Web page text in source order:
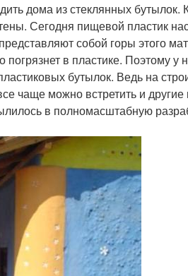
дома из стеклянных бутылок.
Сегодня пищевой пластик
собой горы этого
погрязнет в пластике. Поэтому у
бутылок. Ведь на
чаще можно встретить и другие
в полномасштабную